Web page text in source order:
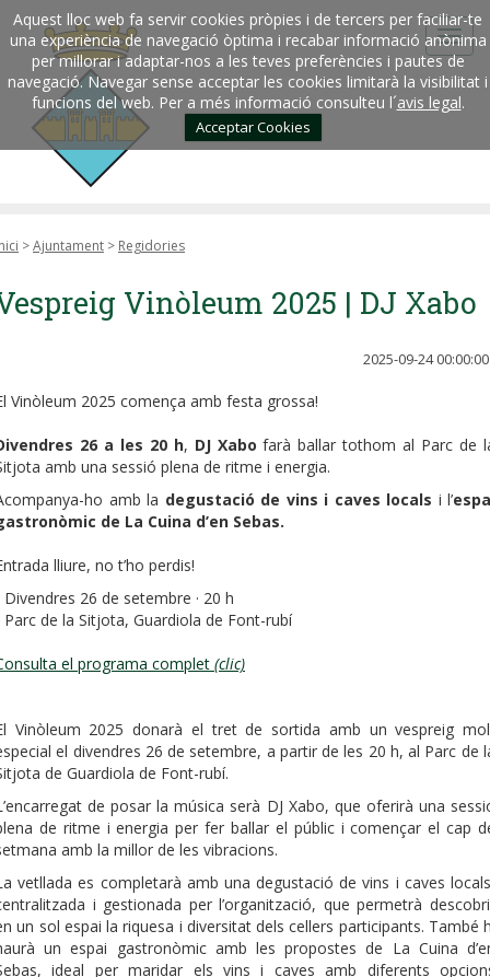
Aquest lloc web fa servir cookies pròpies i de tercers per faciliar-te
una experiència de navegació òptima i recabar informació anònima
per millorar i adaptar-nos a les teves preferències i pautes de
navegació. Navegar sense acceptar les cookies limitarà la visibilitat i
funcions del web. Per a més informació consulteu l´avis legal.
Acceptar Cookies
>Ajuntament > Regidories
Vinòleum 2025 | DJ Xabo
2025-09-24 00:00:00
Vinòleum 2025 comença amb festa grossa!
26 a les 20 h, DJ Xabo farà ballar tothom al Parc de
amb una sessió plena de ritme i energia.
ho amb la degustació de vins i caves locals i l’
de La Cuina d’en Sebas.
lliure, no t’ho perdis!
Divendres 26 de setembre · 20 h
Parc de la Sitjota, Guardiola de Font-rubí
el programa complet (clic)
Vinòleum 2025 donarà el tret de sortida amb un vespreig
el divendres 26 de setembre, a partir de les 20 h, al Parc de
de Guardiola de Font-rubí.
de posar la música serà DJ Xabo, que oferirà una
de ritme i energia per fer ballar el públic i començar el cap
amb la millor de les vibracions.
vetllada es completarà amb una degustació de vins i caves
i gestionada per l’organització, que permetrà
un sol espai la riquesa i diversitat dels cellers participants. També
un espai gastronòmic amb les propostes de La Cuina
ideal per maridar els vins i caves amb diferents